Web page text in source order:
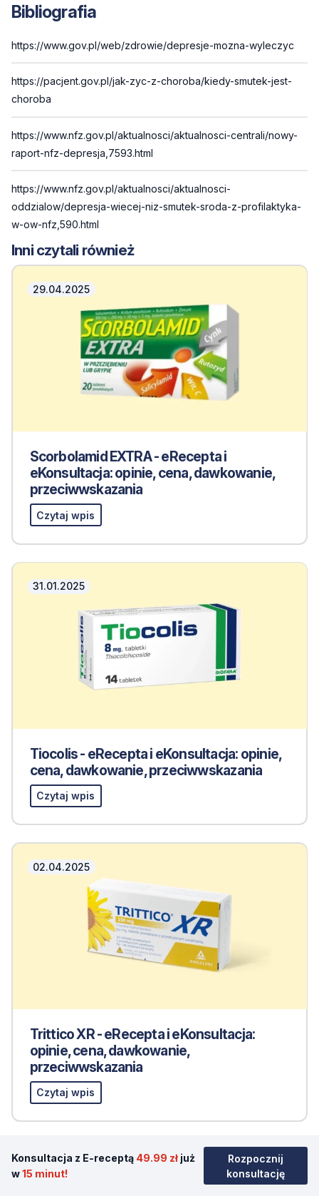
Konsultacja z E-receptą 49.99 zł już
w15 minut!
Rozpocznij
konsultację
Bibliografia
https://www.gov.pl/web/zdrowie/depresje-mozna-wyleczyc
https://pacjent.gov.pl/jak-zyc-z-choroba/kiedy-smutek-jest-
choroba
https://www.nfz.gov.pl/aktualnosci/aktualnosci-centrali/nowy-
raport-nfz-depresja,7593.html
https://www.nfz.gov.pl/aktualnosci/aktualnosci-
oddzialow/depresja-wiecej-niz-smutek-sroda-z-profilaktyka-
w-ow-nfz,590.html
Inni czytali również
29.04.2025
Scorbolamid EXTRA - eRecepta i
eKonsultacja: opinie, cena, dawkowanie,
przeciwwskazania
Czytaj wpis
31.01.2025
Tiocolis - eRecepta i eKonsultacja: opinie,
cena, dawkowanie, przeciwwskazania
Czytaj wpis
02.04.2025
Trittico XR - eRecepta i eKonsultacja:
opinie, cena, dawkowanie,
przeciwwskazania
Czytaj wpis
13.01.2025